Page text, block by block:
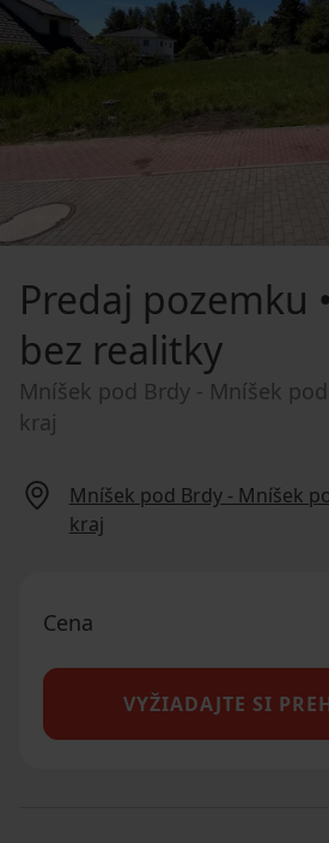
Predaj pozemku
bez realitky
Mníšek pod Brdy - Mníšek
kraj
Mníšek pod Brdy - Mníšek
kraj
Cena
VYŽIADAJTE SI